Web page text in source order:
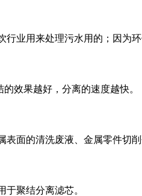
业用来处理污水用的；因为
效果越好，分离的速度越快。
的清洗废液、金属零件切
聚结分离滤芯。